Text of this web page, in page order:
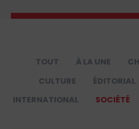
TOUT À LA UNE
CULTURE
ÉDITORIAL
INTERNATIONAL
SOCIÉTÉ